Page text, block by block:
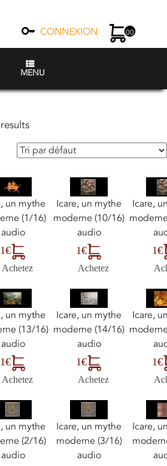
CONNEXION 00
MENU
un mythe
(1/16)
audio
1€
Achetez
Icare, un mythe
moderne (10/16)
audio
1€
Achetez
Icare,
1€
un mythe
(13/16)
audio
1€
Achetez
Icare, un mythe
moderne (14/16)
audio
1€
Achetez
Icare,
1€
un mythe
(2/16)
audio
Icare, un mythe
moderne (3/16)
audio
Icare,